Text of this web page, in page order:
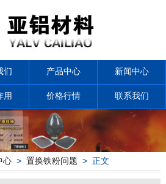
们 产品中心 新闻中心
用 价格行情 联系我们
心> 置换铁粉问题 > 正文